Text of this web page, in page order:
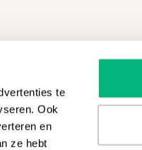
te
Ook
en
ze hebt